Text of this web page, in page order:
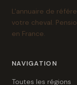
L'annuaire de
votre cheval.
en France.
NAVIGATION
Toutes les régions